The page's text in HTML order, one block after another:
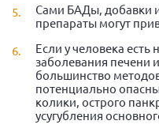
Сами БАДы, добавки
препараты могут
Если у человека
заболевания печени
большинство
потенциально
колики, острого
усугубления